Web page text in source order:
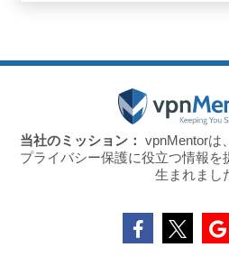
当社のミッション： vpnMentorは
プライバシー保護に役立つ情報を
生まれまし